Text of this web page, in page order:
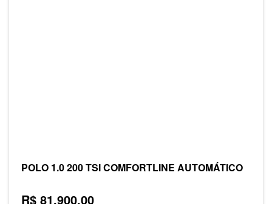
POLO 1.0 200 TSI COMFORTLINE AUTOMÁTICO
R$ 81.900,00